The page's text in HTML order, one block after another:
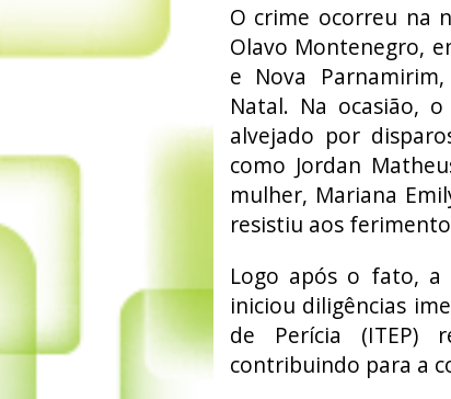
O crime ocorreu na
Olavo Montenegro,
e Nova
Natal. Na ocasião,
alvejado por
como Jordan
mulher, Mariana
resistiu aos
Logo após o fato, a
iniciou diligências
de Perícia (ITEP)
contribuindo para a